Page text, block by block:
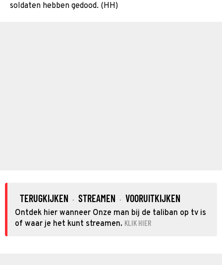
soldaten hebben gedood. (HH)
TERUGKIJKEN · STREAMEN · VOORUITKIJKEN
Ontdek hier wanneer Onze man bij de taliban op tv is
of waar je het kunt streamen. KLIK HIER